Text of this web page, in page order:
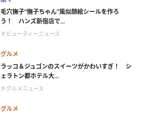
毛穴撫子“撫子ちゃん”風似顔絵シールを作ろ
う！ ハンズ新宿店で...
＃ビューティーニュース
グルメ
ラッコ＆ジュゴンのスイーツがかわいすぎ！ シ
ェラトン都ホテル大...
＃グルメニュース
グルメ